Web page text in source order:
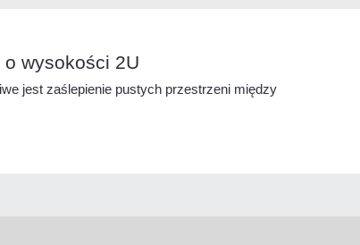
wysokości 2U
jest zaślepienie pustych przestrzeni między